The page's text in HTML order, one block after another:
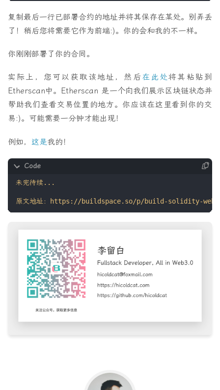
复制最后一行已部署合约的地址并将其保存在某处。别弄丢
了！稍后您将需要它作为前端:)。你的会和我的不一样。
你刚刚部署了你的合同。
实际上，您可以获取该地址，然后 在此处将其粘贴到
Etherscan中。Etherscan 是一个向我们展示区块链状态并
帮助我们查看交易位置的地方。你应该在这里看到你的交
易:)。可能需要一分钟才能出现！
例如， 这是我的！